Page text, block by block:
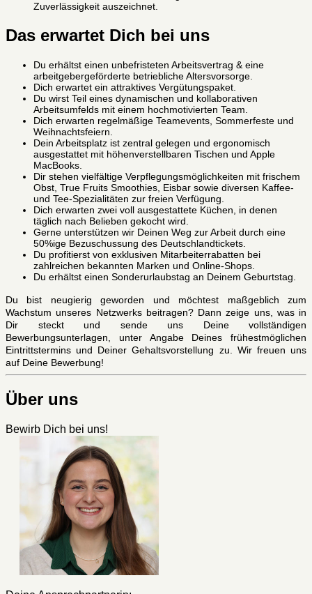
Zuverlässigkeit auszeichnet.
Das erwartet Dich bei uns
Du erhältst einen unbefristeten Arbeitsvertrag & eine
arbeitgebergeförderte betriebliche Altersvorsorge.
Dich erwartet ein attraktives Vergütungspaket.
Du wirst Teil eines dynamischen und kollaborativen
Arbeitsumfelds mit einem hochmotivierten Team.
Dich erwarten regelmäßige Teamevents, Sommerfeste und
Weihnachtsfeiern.
Dein Arbeitsplatz ist zentral gelegen und ergonomisch
ausgestattet mit höhenverstellbaren Tischen und Apple
MacBooks.
Dir stehen vielfältige Verpflegungsmöglichkeiten mit frischem
Obst, True Fruits Smoothies, Eisbar sowie diversen Kaffee-
und Tee-Spezialitäten zur freien Verfügung.
Dich erwarten zwei voll ausgestattete Küchen, in denen
täglich nach Belieben gekocht wird.
Gerne unterstützen wir Deinen Weg zur Arbeit durch eine
50%ige Bezuschussung des Deutschlandtickets.
Du profitierst von exklusiven Mitarbeiterrabatten bei
zahlreichen bekannten Marken und Online-Shops.
Du erhältst einen Sonderurlaubstag an Deinem Geburtstag.
Du bist neugierig geworden und möchtest maßgeblich zum
Wachstum unseres Netzwerks beitragen? Dann zeige uns, was in
Dir steckt und sende uns Deine vollständigen
Bewerbungsunterlagen, unter Angabe Deines frühestmöglichen
Eintrittstermins und Deiner Gehaltsvorstellung zu. Wir freuen uns
auf Deine Bewerbung!
Über uns
Bewirb Dich bei uns!